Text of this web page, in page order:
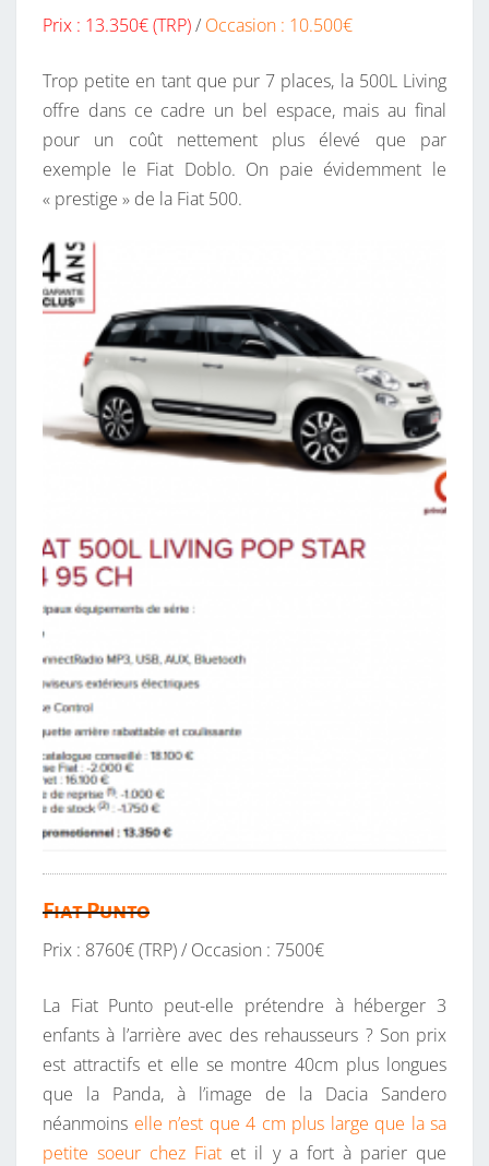
Prix : 13.350€ (TRP)/ Occasion : 10.500€
Trop petite en tant que pur 7 places, la 500L Living
offre dans ce cadre un bel espace, mais au final
pour un coût nettement plus élevé que par
exemple le Fiat Doblo. On paie évidemment le
« prestige » de la Fiat 500.
Fiat Punto
Prix : 8760€ (TRP) / Occasion : 7500€
La Fiat Punto peut-elle prétendre à héberger 3
enfants à l’arrière avec des rehausseurs ? Son prix
est attractifs et elle se montre 40cm plus longues
que la Panda, à l’image de la Dacia Sandero
néanmoins elle n’est que 4 cm plus large que la sa
petite soeur chez Fiat et il y a fort à parier que